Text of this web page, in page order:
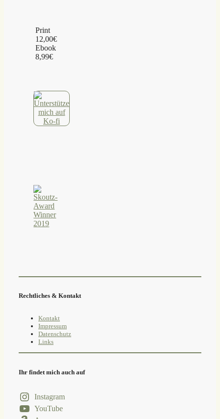
Print
12,00€
Ebook
8,99€
Rechtliches & Kontakt
Kontakt
Impressum
Datenschutz
Links
Ihr findet mich auch auf
Instagram
YouTube